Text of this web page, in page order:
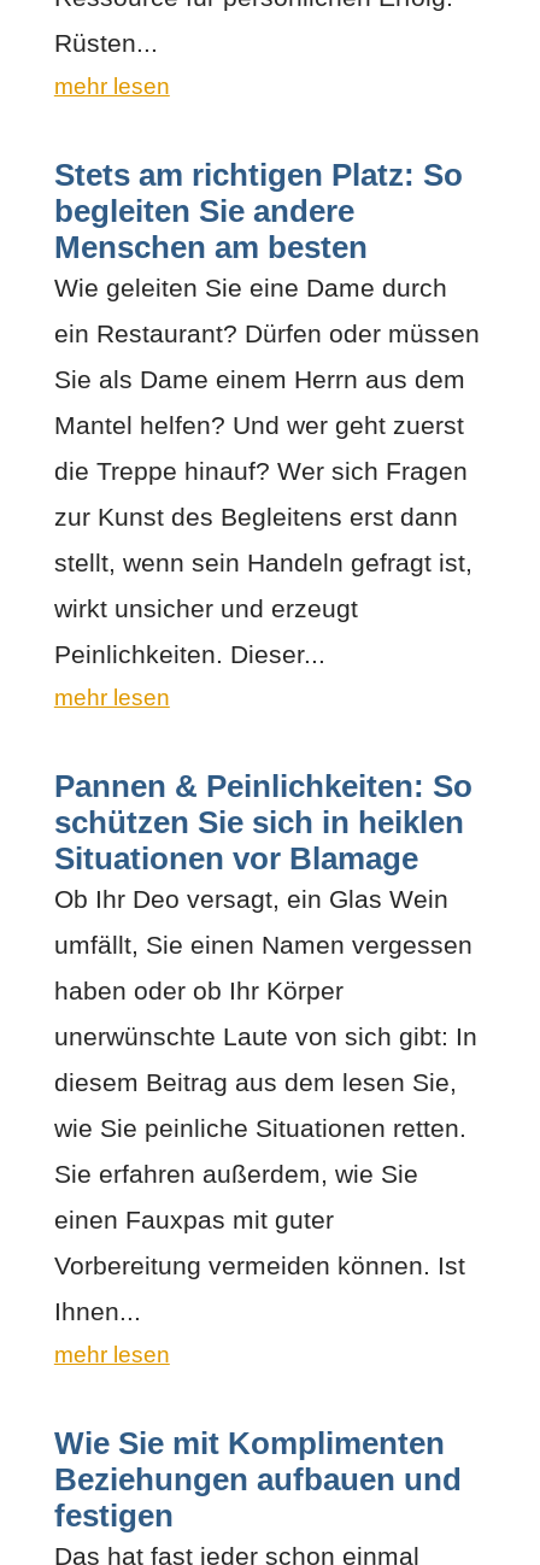
Rüsten...
mehr lesen
Stets am richtigen Platz: So
begleiten Sie andere
Menschen am besten
Wie geleiten Sie eine Dame durch
ein Restaurant? Dürfen oder müssen
Sie als Dame einem Herrn aus dem
Mantel helfen? Und wer geht zuerst
die Treppe hinauf? Wer sich Fragen
zur Kunst des Begleitens erst dann
stellt, wenn sein Handeln gefragt ist,
wirkt unsicher und erzeugt
Peinlichkeiten. Dieser...
mehr lesen
Pannen & Peinlichkeiten: So
schützen Sie sich in heiklen
Situationen vor Blamage
Ob Ihr Deo versagt, ein Glas Wein
umfällt, Sie einen Namen vergessen
haben oder ob Ihr Körper
unerwünschte Laute von sich gibt: In
diesem Beitrag aus dem lesen Sie,
wie Sie peinliche Situationen retten.
Sie erfahren außerdem, wie Sie
einen Fauxpas mit guter
Vorbereitung vermeiden können. Ist
Ihnen...
mehr lesen
Wie Sie mit Komplimenten
Beziehungen aufbauen und
festigen
Das hat fast jeder schon einmal